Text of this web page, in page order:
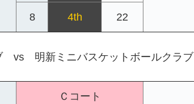
8 4th 22
vs 明新ミニバスケットボールクラブ
Ｃコート